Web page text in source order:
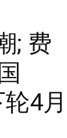
; 费
4月